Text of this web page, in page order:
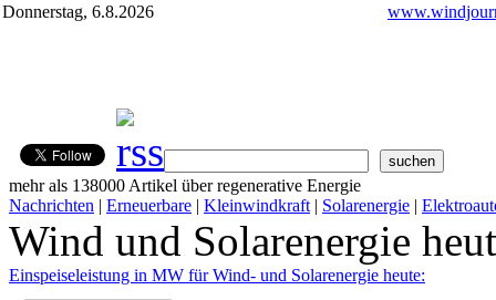
Donnerstag, 6.8.2026
mehr als 138000 Artikel über regenerative Energie
Nachrichten | Erneuerbare | Kleinwindkraft | Solarenergie |
Wind und Solarenergie
Einspeiseleistung in MW für Wind- und Solarenergie heute: